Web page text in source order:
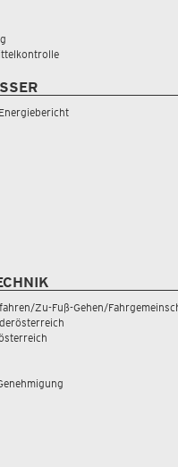
Zu-Fuß-Gehen/